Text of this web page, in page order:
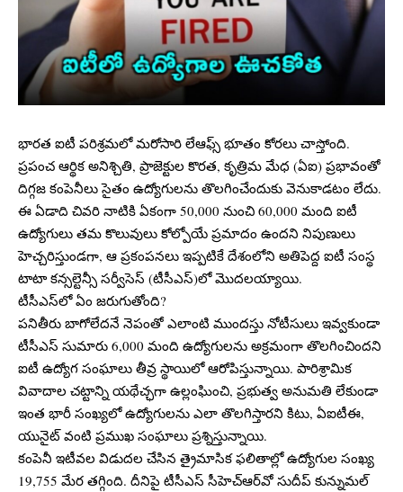
భారత ఐటీ పరిశ్రమలో మరోసారి లేఆఫ్స్ భూతం కోరలు చాస్తోంది.
ప్రపంచ ఆర్థిక అనిశ్చితి, ప్రాజెక్టుల కొరత, కృత్రిమ మేధ (ఏఐ) ప్రభావంతో
దిగ్గజ కంపెనీలు సైతం ఉద్యోగులను తొలగించేందుకు వెనుకాడటం లేదు.
ఈ ఏడాది చివరి నాటికి ఏకంగా 50,000 నుంచి 60,000 మంది ఐటీ
ఉద్యోగులు తమ కొలువులు కోల్పోయే ప్రమాదం ఉందని నిపుణులు
హెచ్చరిస్తుండగా, ఆ ప్రకంపనలు ఇప్పటికే దేశంలోని అతిపెద్ద ఐటీ సంస్థ
టాటా కన్సల్టెన్సీ సర్వీసెస్ (టీసీఎస్)లో మొదలయ్యాయి.
టీసీఎస్‌లో ఏం జరుగుతోంది?
పనితీరు బాగోలేదనే నెపంతో ఎలాంటి ముందస్తు నోటీసులు ఇవ్వకుండా
టీసీఎస్ సుమారు 6,000 మంది ఉద్యోగులను అక్రమంగా తొలగించిందని
ఐటీ ఉద్యోగ సంఘాలు తీవ్ర స్థాయిలో ఆరోపిస్తున్నాయి. పారిశ్రామిక
వివాదాల చట్టాన్ని యథేచ్ఛగా ఉల్లంఘించి, ప్రభుత్వ అనుమతి లేకుండా
ఇంత భారీ సంఖ్యలో ఉద్యోగులను ఎలా తొలగిస్తారని కిటు, ఏఐటీఈ,
యునైట్ వంటి ప్రముఖ సంఘాలు ప్రశ్నిస్తున్నాయి.
కంపెనీ ఇటీవల విడుదల చేసిన త్రైమాసిక ఫలితాల్లో ఉద్యోగుల సంఖ్య
19,755 మేర తగ్గింది. దీనిపై టీసీఎస్ సీహెచ్‌ఆర్‌‌వో సుదీప్ కున్నుమల్